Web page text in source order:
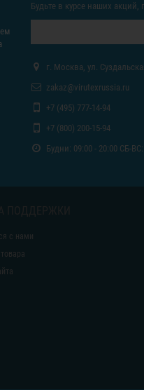
Будьте в курсе наших
г. Москва, ул.
zakaz@virutexrussia.ru
+7 (495) 777-14-94
+7 (800) 200-15-94
Будни: 09:00 - 20:00 СБ-
с нами